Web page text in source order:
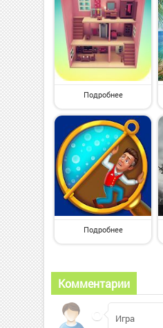
Подробнее
Подробнее
Комментарии
Игра